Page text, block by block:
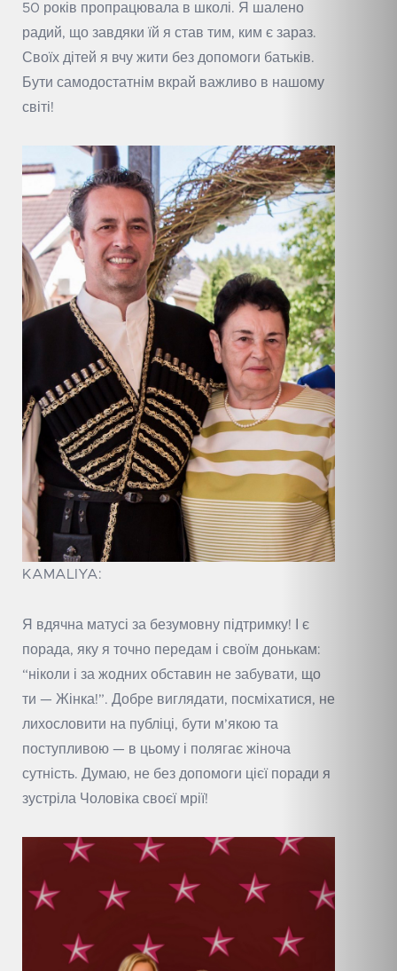
50 років пропрацювала в школі. Я шалено
радий, що завдяки їй я став тим, ким є зараз.
Своїх дітей я вчу жити без допомоги батьків.
Бути самодостатнім вкрай важливо в нашому
світі!
KAMALIYA:
Я вдячна матусі за безумовну підтримку! І є
порада, яку я точно передам і своїм донькам:
“ніколи і за жодних обставин не забувати, що
ти — Жінка!”. Добре виглядати, посміхатися, не
лихословити на публіці, бути м’якою та
поступливою — в цьому і полягає жіноча
сутність. Думаю, не без допомоги цієї поради я
зустріла Чоловіка своєї мрії!